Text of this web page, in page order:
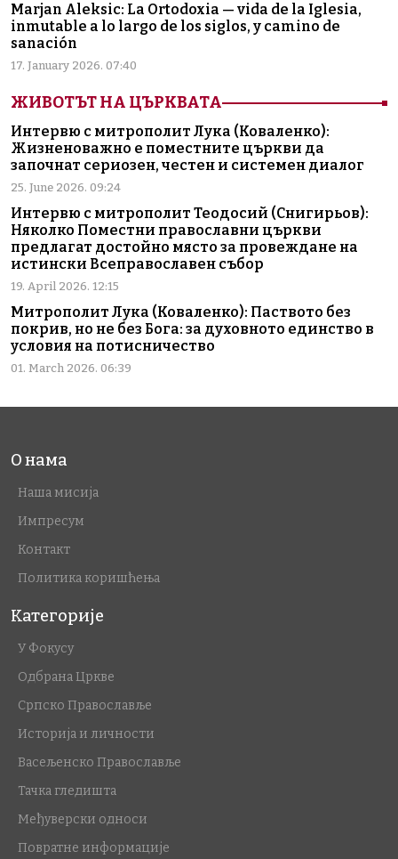
Marjan Aleksic: La Ortodoxia — vida de la Iglesia,
inmutable a lo largo de los siglos, y camino de
sanación
17. January 2026. 07:40
ЖИВОТЪТ НА ЦЪРКВАТА
Интервю с митрополит Лука (Коваленко):
Жизненоважно е поместните църкви да
започнат сериозен, честен и системен диалог
25. June 2026. 09:24
Интервю с митрополит Теодосий (Снигирьов):
Няколко Поместни православни църкви
предлагат достойно място за провеждане на
истински Всеправославен събор
19. April 2026. 12:15
Митрополит Лука (Коваленко): Паството без
покрив, но не без Бога: за духовното единство в
условия на потисничество
01. March 2026. 06:39
О нама
Наша мисија
Импресум
Контакт
Политика коришћења
Категорије
У Фокусу
Одбрана Цркве
Српско Православље
Историја и личности
Васељенско Православље
Тачка гледишта
Међуверски односи
Повратне информације